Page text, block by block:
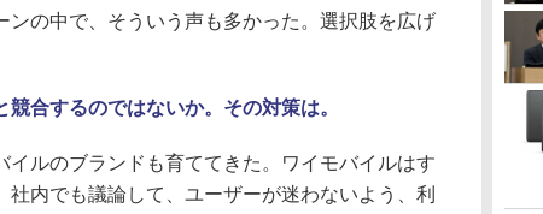
の中で、そういう声も多かった。選択肢を広げ
合するのではないか。その対策は。
ルのブランドも育ててきた。ワイモバイルはす
内でも議論して、ユーザーが迷わないよう、利